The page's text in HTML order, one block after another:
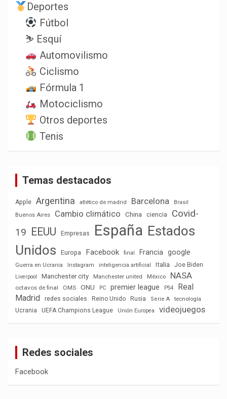
Deportes
Fútbol
⛷️ Esquí
Automovilismo
Ciclismo
Fórmula 1
Motociclismo
Otros deportes
Tenis
Temas destacados
Apple Argentina atlético de madrid Barcelona
Brasil
Buenos Aires
Cambio climático China ciencia
Covid-
19 EEUU Empresas España Estados
Unidos
Europa Facebook final Francia google
Guerra en Ucrania Instagram inteligencia artificial Italia Joe Biden
Liverpool Manchester city Manchester united México NASA
octavos de final OMS ONU PC premier league PS4
Real
Madrid
redes sociales Reino Unido Rusia Serie A
tecnología
Ucrania
UEFA Champions League Unión Europea videojuegos
Redes sociales
Facebook